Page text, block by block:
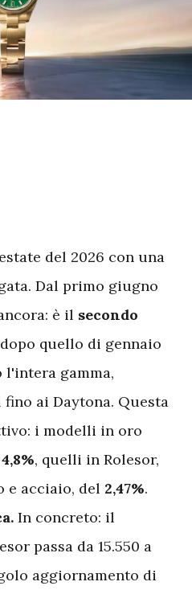
del 2026 con una
Dal primo giugno
è il secondo
quello di gennaio
l'intera gamma,
ai Daytona. Questa
i modelli in oro
4,8%, quelli in Rolesor,
e acciaio, del 2,47%.
In concreto: il
passa da 15.550 a
aggiornamento di